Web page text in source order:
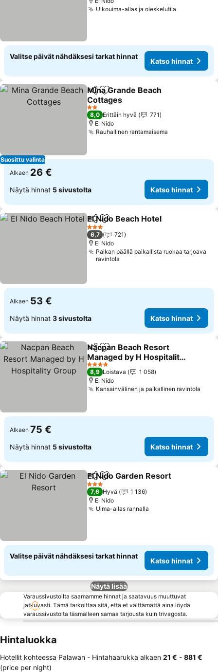
Ulkouima-allas ja oleskelutila
Valitse päivät nähdäksesi tarkat hinnat
Katso hinnat
Suosittu valinta
Jaa Lisää suosikkeihin
Mina Grande Beach
Cottages
2 Tähtiluokitus
8,0 Erittäin hyvä
771
El Nido
Rauhallinen rantamaisema
Alkaen 26 €
Näytä hinnat 5 sivustolta Katso hinnat
Jaa Lisää suosikkeihin
El Nido Beach Hotel
3 Tähtiluokitus
6,7
721
El Nido
Paikan päällä paikallista ruokaa tarjoava
ravintola
Alkaen 53 €
Näytä hinnat 3 sivustolta Katso hinnat
Jaa Lisää suosikkeihin
Nacpan Beach Resort
Managed by H Hospitality
Group
4 Tähtiluokitus
8,9 Loistava
1 058
El Nido
Kansainvälinen ja paikallinen ravintola
Alkaen 75 €
Näytä hinnat 5 sivustolta Katso hinnat
Jaa Lisää suosikkeihin
El Nido Garden Resort
3 Tähtiluokitus
7,6 Hyvä
1 136
El Nido
Uima-allas rannalla
Valitse päivät nähdäksesi tarkat hinnat
Katso hinnat
Näytä lisää
Varaussivustoilta saamamme hinnat ja saatavuus muuttuvat
jatkuvasti. Tämä tarkoittaa sitä, että et välttämättä aina löydä
varaussivustolta täsmälleen samaa tarjousta kuin trivagosta.
Hintaluokka
Hotellit kohteessa Palawan - Hintahaarukka alkaen ‎21 € - ‎881 €
(price per night)